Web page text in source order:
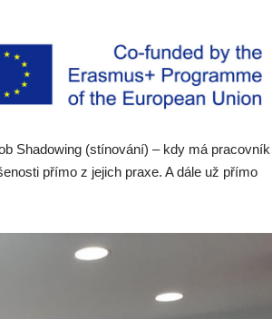
Shadowing (stínování) – kdy má pracovník
přímo z jejich praxe. A dále už přímo